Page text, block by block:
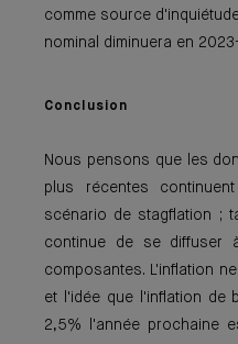
comme source
nominal diminuera en
Conclusion
Nous pensons que les
plus récentes
scénario de stagflation ;
continue de se diffuser
composantes. L'inflation
et l'idée que l'inflation de
2,5% l'année prochaine